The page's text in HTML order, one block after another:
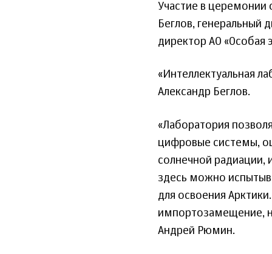
Участие в церемонии
Беглов, генеральный
директор АО «Особая
«Интеллектуальная
Александр Беглов.
«Лаборатория
цифровые системы,
солнечной радиации,
здесь можно
для освоения
импортозамещение,
Андрей Рюмин.